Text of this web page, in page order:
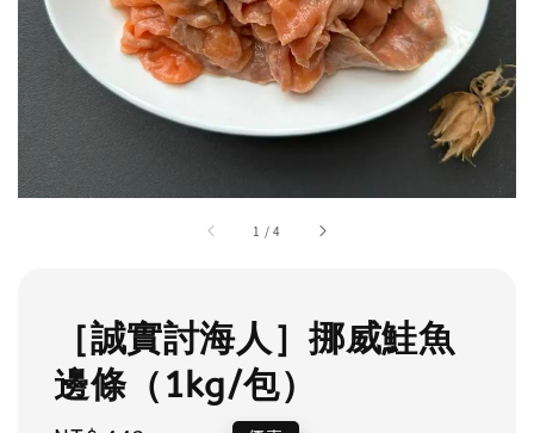
1 /4
［誠實討海人］挪威鮭魚
邊條（1kg/包）